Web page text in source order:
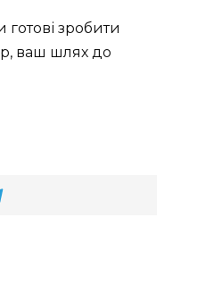
зробити
ваш шлях до